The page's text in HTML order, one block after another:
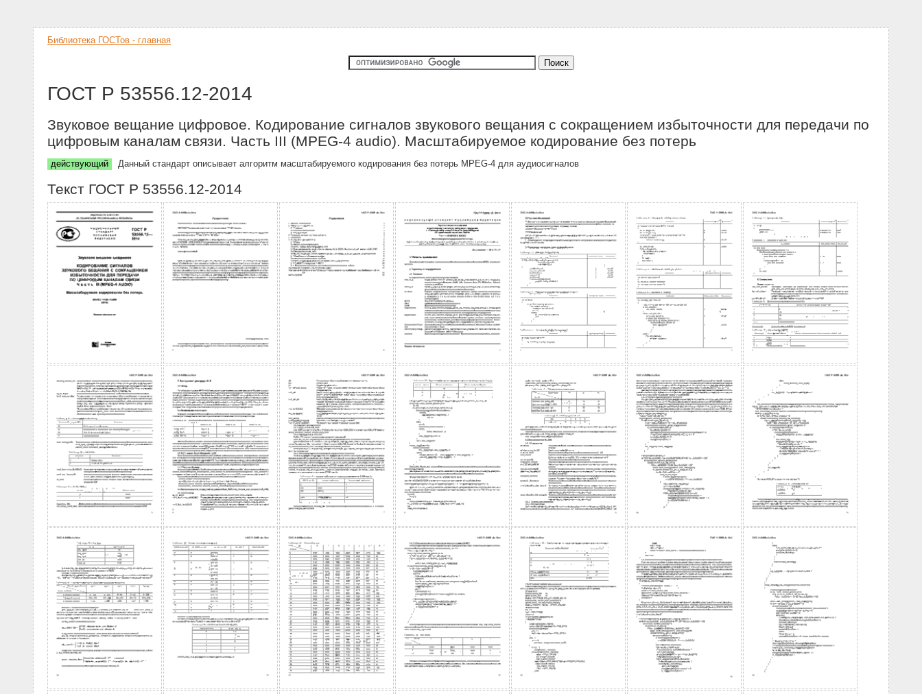
Библиотека ГОСТов - главная
ГОСТ Р 53556.12-2014
Звуковое вещание цифровое. Кодирование сигналов звукового вещания с сокращением избыточности для передачи по
цифровым каналам связи. Часть III (MPEG-4 audio). Масштабируемое кодирование без потерь
действующий Данный стандарт описывает алгоритм масштабируемого кодирования без потерь MPEG-4 для аудиосигналов
Текст ГОСТ Р 53556.12-2014